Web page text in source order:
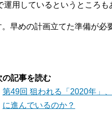
用しているというところも
早めの計画立てた準備が必
の記事を読む
第49回 狙われる「2020年」
に進んでいるのか？